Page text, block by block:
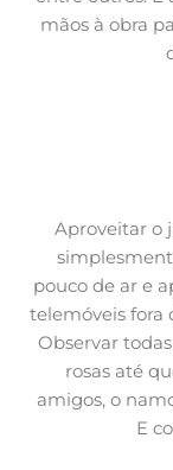
mãos à obra
Aproveitar o
pouco de ar e
telemóveis fora
Observar
rosas até
amigos, o
E